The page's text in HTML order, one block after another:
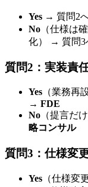
Yes → 質問2
No （仕様は​
化）​ → 質問3
質問2：実装責
Yes （業務再
→ FDE
No （提言だ
略コンサル
質問3：仕様変
Yes （仕様変